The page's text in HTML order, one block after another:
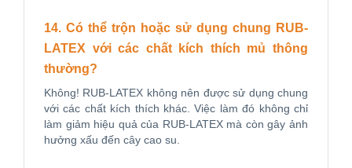
14. Có thể trộn hoặc sử dụng chung RUB-
LATEX với các chất kích thích mủ thông
thường?
Không! RUB-LATEX không nên được sử dụng chung
với các chất kích thích khác. Việc làm đó không chỉ
làm giảm hiệu quả của RUB-LATEX mà còn gây ảnh
hưởng xấu đến cây cao su.